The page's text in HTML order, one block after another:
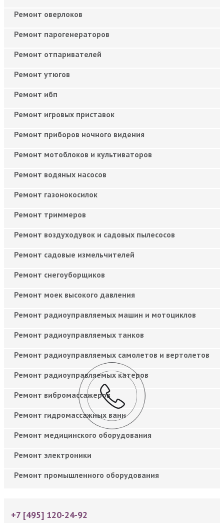
Ремонт оверлоков
Ремонт парогенераторов
Ремонт отпаривателей
Ремонт утюгов
Ремонт ибп
Ремонт игровых приставок
Ремонт приборов ночного видения
Ремонт мотоблоков и культиваторов
Ремонт водяных насосов
Ремонт газонокосилок
Ремонт триммеров
Ремонт воздуходувок и садовых пылесосов
Ремонт садовые измельчителей
Ремонт снегоуборщиков
Ремонт моек высокого давления
Ремонт радиоуправляемых машин и мотоциклов
Ремонт радиоуправляемых танков
Ремонт радиоуправляемых самолетов и вертолетов
Ремонт радиоуправляемых катеров
Ремонт вибромассажеров
Ремонт гидромассажных ванн
Ремонт медицинского оборудования
Ремонт электроники
Ремонт промышленного оборудования
+7 [495] 120-24-92